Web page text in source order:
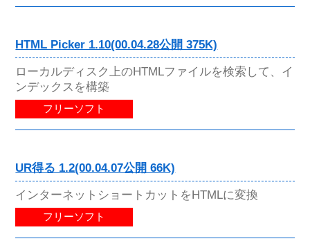
HTML Picker 1.10(00.04.28公開 375K)
ローカルディスク上のHTMLファイルを検索して、イ
ンデックスを構築
フリーソフト
UR得る 1.2(00.04.07公開 66K)
インターネットショートカットをHTMLに変換
フリーソフト